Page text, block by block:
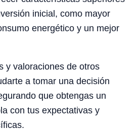
inicial, como mayor
energético y un mejor
y valoraciones de otros
a tomar una decisión
que obtengas un
con tus expectativas y